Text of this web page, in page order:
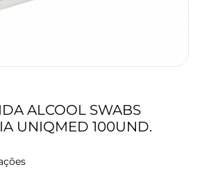
ALCOOL SWABS
UNIQMED 100UND.